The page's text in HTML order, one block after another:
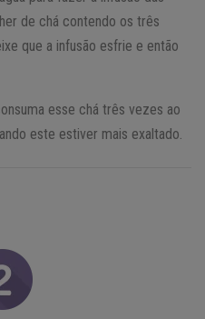
de chá contendo os três
que a infusão esfrie e então
esse chá três vezes ao
este estiver mais exaltado.